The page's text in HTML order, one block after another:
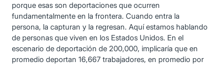
porque esas son deportaciones que ocurren
fundamentalmente en la frontera. Cuando entra la
persona, la capturan y la regresan. Aquí estamos hablando
de personas que viven en los Estados Unidos. En el
escenario de deportación de 200,000, implicaría que en
promedio deportan 16,667 trabajadores, en promedio por